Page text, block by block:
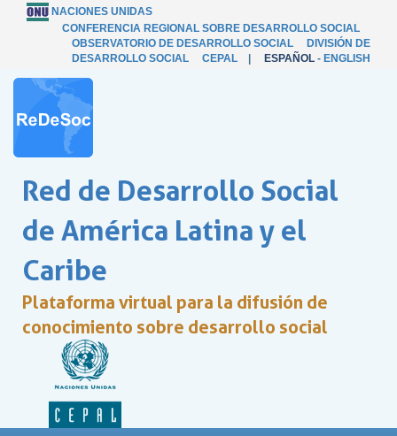
NACIONES UNIDAS
CONFERENCIA REGIONAL SOBRE DESARROLLO SOCIAL
OBSERVATORIO DE DESARROLLO SOCIAL
DIVISIÓN DE
DESARROLLO SOCIAL
CEPAL ESPAÑOL - ENGLISH
Red de Desarrollo Social
de América Latina y el
Caribe
Plataforma virtual para la difusión de
conocimiento sobre desarrollo social